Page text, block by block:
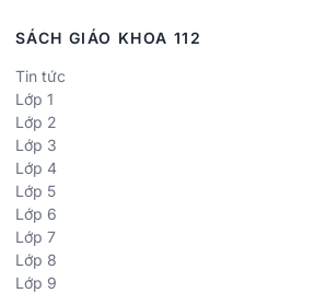
SÁCH GIÁO KHOA 112
Tin tức
Lớp 1
Lớp 2
Lớp 3
Lớp 4
Lớp 5
Lớp 6
Lớp 7
Lớp 8
Lớp 9